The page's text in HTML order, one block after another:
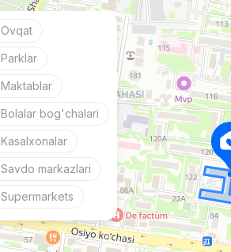
Ovqat
Parklar
Maktablar
Bolalar bog'chalari
Kasalxonalar
Savdo markazlari
Supermarkets